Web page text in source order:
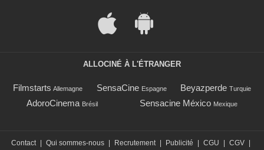
ALLOCINÉ À L'ÉTRANGER
Filmstarts Allemagne SensaCine Espagne Beyazperde Turquie
AdoroCinema Brésil Sensacine México Mexique
Contact Qui sommes-nous Recrutement Publicité CGU CGV